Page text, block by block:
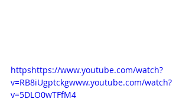
httpshttps://www.youtube.com/watch?
v=RB8iUgptckgwww.youtube.com/watch?
v=5DLO0wTFfM4